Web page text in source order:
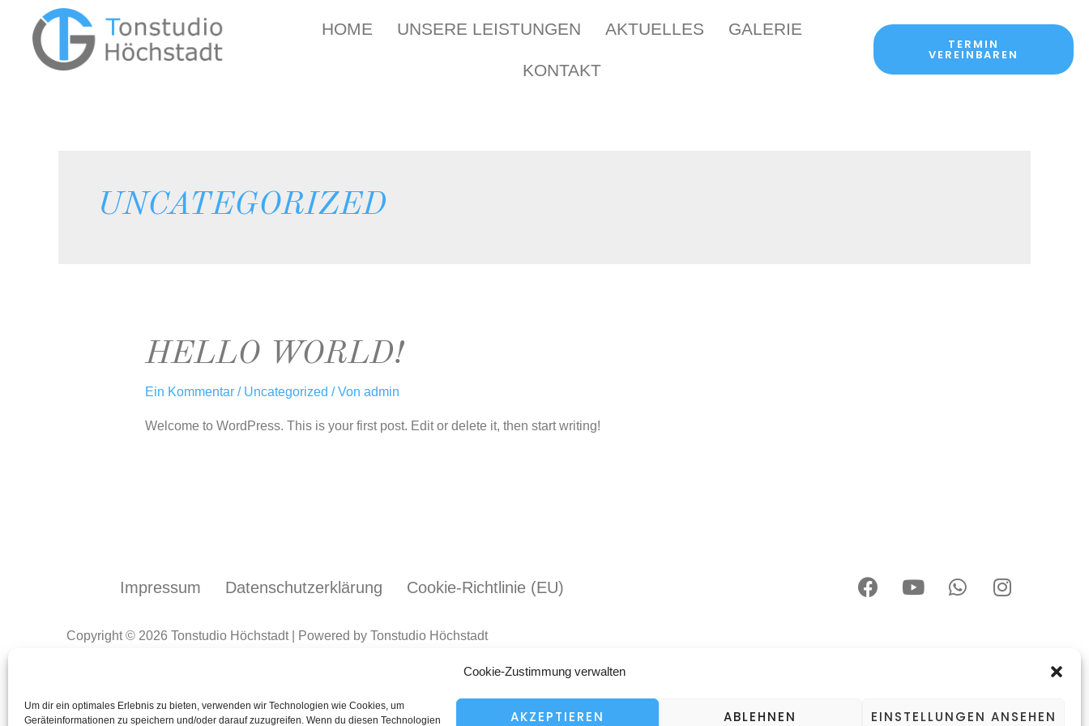
Cookie-Zustimmung verwalten
Um dir ein optimales Erlebnis zu bieten, verwenden wir Technologien wie Cookies, um
Geräteinformationen zu speichern und/oder darauf zuzugreifen. Wenn du diesen Technologien
AKZEPTIEREN ABLEHNEN EINSTELLUNGEN ANSEHEN
HOME UNSERE LEISTUNGEN AKTUELLES GALERIE
KONTAKT
TERMIN
VEREINBAREN
UNCATEGORIZED
HELLO WORLD!
Ein Kommentar / Uncategorized / Von admin
Welcome to WordPress. This is your first post. Edit or delete it, then start writing!
Impressum Datenschutzerklärung Cookie-Richtlinie (EU)
Copyright © 2026 Tonstudio Höchstadt | Powered by Tonstudio Höchstadt